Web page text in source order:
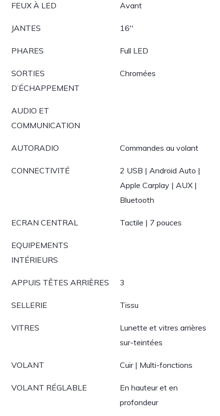
FEUX À LED Avant
JANTES 16''
PHARES Full LED
SORTIES
D’ÉCHAPPEMENT
Chromées
AUDIO ET
COMMUNICATION
AUTORADIO Commandes au volant
CONNECTIVITÉ
2 USB | Android Auto |
Apple Carplay | AUX |
Bluetooth
ECRAN CENTRAL Tactile | 7 pouces
EQUIPEMENTS
INTÉRIEURS
APPUIS TÊTES ARRIÈRES 3
SELLERIE Tissu
VITRES
Lunette et vitres arrières
sur-teintées
VOLANT Cuir | Multi-fonctions
VOLANT RÉGLABLE
En hauteur et en
profondeur